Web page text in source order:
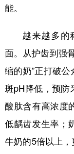
能。
越来越多的
面。从护齿到强
缩的奶”正打破
斑pH降低，预防
酸肽含有高浓度
低龋齿发生率；
牛奶的5倍以上